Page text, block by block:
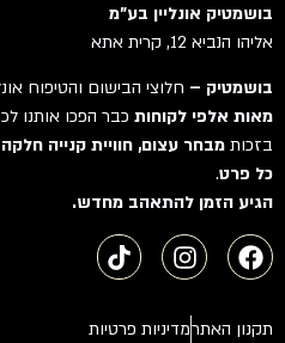
בושמטיק אונליין בע"מ
אליהו הנביא 12, קרית אתא
בושמטיק –חלוצי הבישום והטיפוח
מאות אלפי לקוחותכבר הפכו אותנו
בזכותמבחר עצום, חוויית קנייה
כל פרט.
הגיע הזמן להתאהב מחדש.
תקנון האתרמדיניות פרטיות